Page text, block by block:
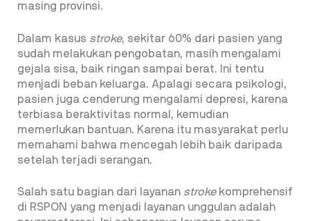
masing provinsi.
Dalam kasus stroke, sekitar 60% dari pasien yang
sudah melakukan pengobatan, masih mengalami
gejala sisa, baik ringan sampai berat. Ini tentu
menjadi beban keluarga. Apalagi secara psikologi,
pasien juga cenderung mengalami depresi, karena
terbiasa beraktivitas normal, kemudian
memerlukan bantuan. Karena itu masyarakat perlu
memahami bahwa mencegah lebih baik daripada
setelah terjadi serangan.
Salah satu bagian dari layanan strokekomprehensif
di RSPON yang menjadi layanan unggulan adalah